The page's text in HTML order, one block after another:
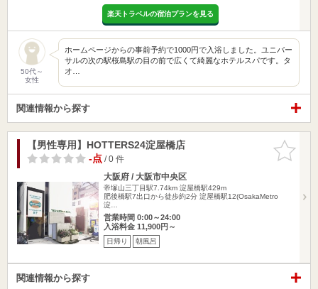
楽天トラベルの宿泊プランを見る
50代～
女性
ホームページからの事前予約で1000円で入浴しました。ユニバー
サルの次の駅桜島駅の目の前で広くて綺麗なホテルスパです。タ
オ…
関連情報から探す
お気に入
りに追加
【男性専用】HOTTERS24淀屋橋店
-点/ 0 件
大阪府 / 大阪市中央区
帝塚山三丁目駅7.74km 淀屋橋駅429m
肥後橋駅7出口から徒歩約2分 淀屋橋駅12(OsakaMetro
淀…
営業時間 0:00～24:00
入浴料金 11,900円～
日帰り 朝風呂
関連情報から探す